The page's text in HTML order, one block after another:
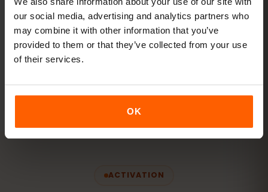
our social media, advertising and analytics partners who
may combine it with other information that you’ve
provided to them or that they’ve collected from your use
of their services.
OK
Voir les forfaits
Toutes les valeurs sont indicatives. La consommation réelle
votre usage.
ACTIVATION